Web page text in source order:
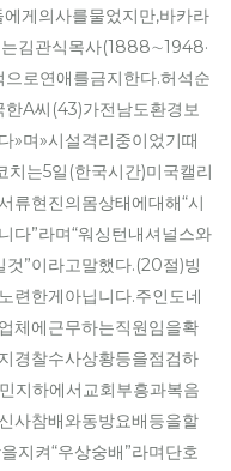
에게의사를물었지만,바카라
김관식목사(1888∼1948·
로연애를금지한다.허석순
한A씨(43)가전남도환경보
»며»시설격리중이었기때
치는5일(한국시간)미국캘리
류현진의몸상태에대해“시
다”라며“워싱턴내셔널스와
”이라고말했다.(20절)빙
련한게아닙니다.주인도네
체에근무하는직원임을확
경찰수사상황등을점검하
지하에서교회부흥과복음
사참배와동방요배등을할
지켜“우상숭배”라며단호